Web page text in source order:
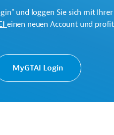
und Pazifik.
und loggen Sie sich mit
einen neuen Account und
MyGTAI Login